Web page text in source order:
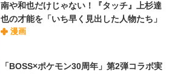
南や和也だけじゃない！『タッチ』上杉達
也の才能を「いち早く見出した人物たち」
漫画
「BOSS×ポケモン30周年」第2弾コラボ実